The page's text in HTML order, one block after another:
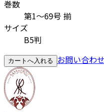
巻数
第1～69号 揃
サイズ
B5判
カートへ入れる お問い合わせ